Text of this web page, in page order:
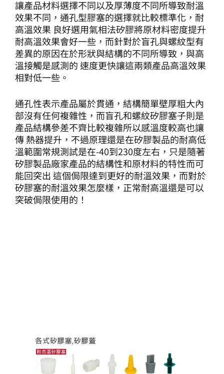
讓產品材料選擇不同以及厚薄度不同所導致耐溫
效果不同，通孔型膠塞的選擇就比較標準化，耐
高溫效果 良好選用氣相法矽膠將原材料密度提升
耐高溫效果會好一些，而針對於盲孔與螺紋型有
差異的原因在於形狀與結構的不同所導致，與高
溫接觸是感測的 速度更快讓這兩類產品高溫效果
相對低一些。
通孔性表示產品屬於貫通，結構簡單壁厚粗大內
部沒有任何複雜性，而盲孔和螺紋矽膠塞子則是
產品結構參差不齊比較複雜所以感溫度較高也讓
傳 熱器提升，不過原理還是在矽膠製品的耐高低
溫範圍常規測試是在-40到230度左右，只是隨著
矽膠製品廠家產品的結構性和原材料的特性而可
能回突出 這個侷限達到更好的耐溫效果，而對於
矽膠塞的耐溫效果怎麼樣，正常耐高溫還是可以
突破侷限使用的！